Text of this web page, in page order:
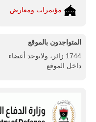
مؤتمرات ومعارض
المتواجدون بالموقع
1744 زائر، ولايوجد أعضاء
داخل الموقع